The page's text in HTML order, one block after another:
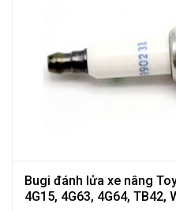
Bugi đánh lửa xe nâng
4G15, 4G63, 4G64, TB42,